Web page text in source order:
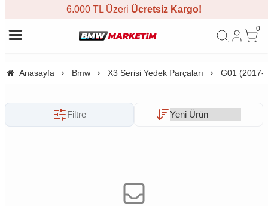
6.000 TL Üzeri Ücretsiz Kargo!
0
Anasayfa Bmw X3 Serisi Yedek Parçaları G01 (2017-
Filtre